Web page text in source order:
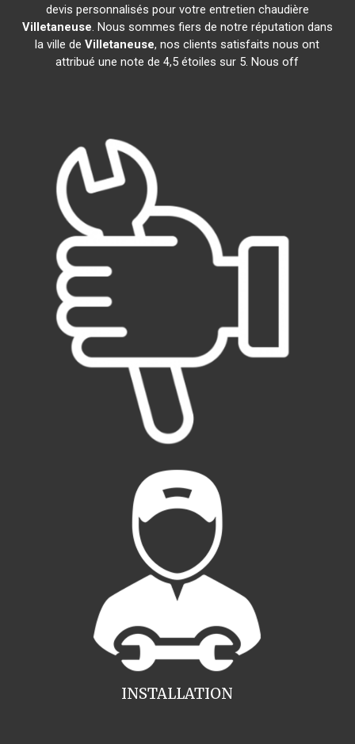
devis personnalisés pour votre entretien chaudière
Villetaneuse. Nous sommes fiers de notre réputation dans
la ville deVilletaneuse, nos clients satisfaits nous ont
attribué une note de 4,5 étoiles sur 5. Nous off
INSTALLATION